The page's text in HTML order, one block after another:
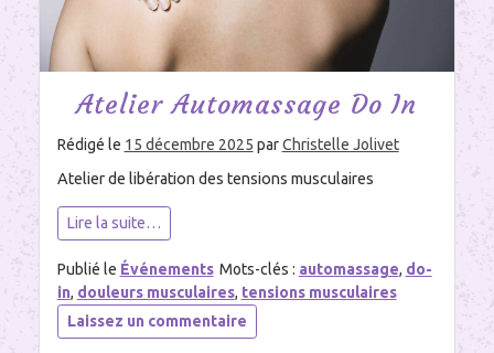
Atelier Automassage Do In
Rédigé le 15 décembre 2025 parChristelle Jolivet
Atelier de libération des tensions musculaires
Lire la suite…
Publié le Événements Mots-clés : automassage, do-
in, douleurs musculaires, tensions musculaires
Laissez un commentairesur
Atelier